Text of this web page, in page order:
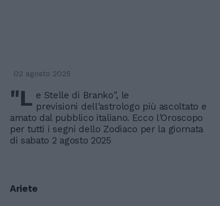
02 agosto 2025
"L e Stelle di Branko", le
previsioni dell'astrologo più ascoltato e
amato dal pubblico italiano. Ecco l'Oroscopo
per tutti i segni dello Zodiaco per la giornata
di sabato 2 agosto 2025
Ariete